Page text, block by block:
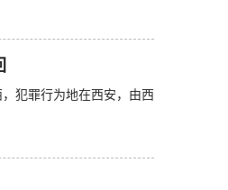
犯罪行为地在西安，由西